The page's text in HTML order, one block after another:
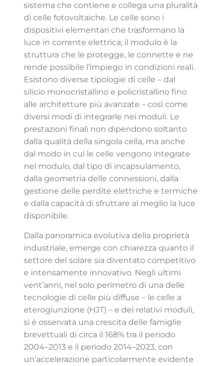
sistema che contiene e collega una pluralità
di celle fotovoltaiche. Le celle sono i
dispositivi elementari che trasformano la
luce in corrente elettrica; il modulo è la
struttura che le protegge, le connette e ne
rende possibile l’impiego in condizioni reali.
Esistono diverse tipologie di celle – dal
silicio monocristallino e policristallino fino
alle architetture più avanzate – così come
diversi modi di integrarle nei moduli. Le
prestazioni finali non dipendono soltanto
dalla qualità della singola cella, ma anche
dal modo in cui le celle vengono integrate
nel modulo, dal tipo di incapsulamento,
dalla geometria delle connessioni, dalla
gestione delle perdite elettriche e termiche
e dalla capacità di sfruttare al meglio la luce
disponibile.
Dalla panoramica evolutiva della proprietà
industriale, emerge con chiarezza quanto il
settore del solare sia diventato competitivo
e intensamente innovativo. Negli ultimi
vent’anni, nel solo perimetro di una delle
tecnologie di celle più diffuse – le celle a
eterogiunzione (HJT) – e dei relativi moduli,
si è osservata una crescita delle famiglie
brevettuali di circa il 168% tra il periodo
2004–2013 e il periodo 2014–2023, con
un’accelerazione particolarmente evidente